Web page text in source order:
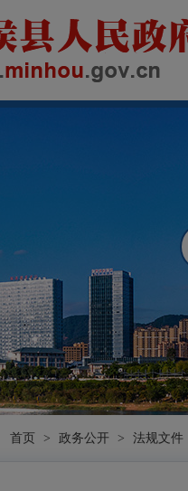
首页 > 政务公开 > 法规文件